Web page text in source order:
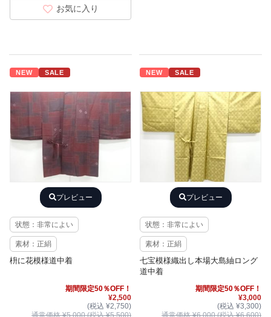
お気に入り
NEW SALE
プレビュー
状態：非常によい
素材：正絹
枡に花模様道中着
期間限定50％OFF！
¥2,500
(税込 ¥2,750)
NEW SALE
プレビュー
状態：非常によい
素材：正絹
七宝模様織出し本場大島紬ロング
道中着
期間限定50％OFF！
¥3,000
(税込 ¥3,300)